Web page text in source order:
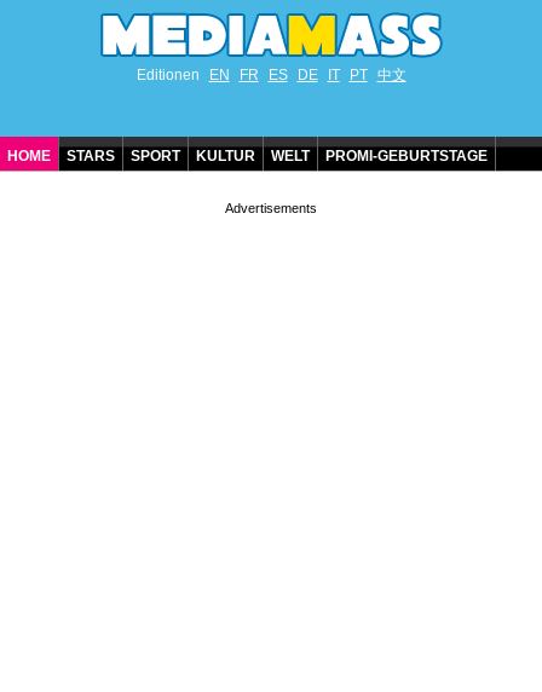
Editionen EN FR ES DE IT PT 中文
HOME STARS SPORT KULTUR WELT PROMI-GEBURTSTAGE